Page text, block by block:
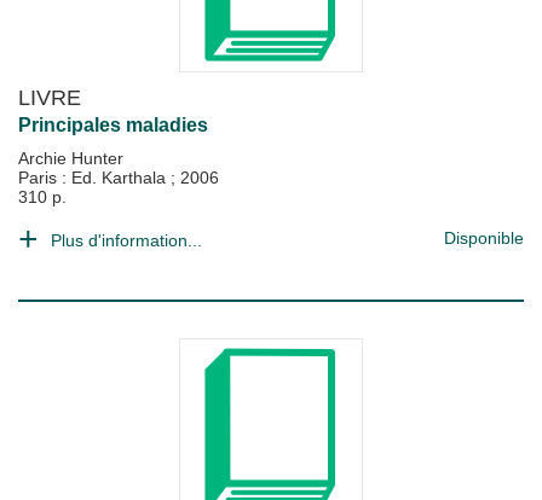
LIVRE
Principales maladies
Archie Hunter
Paris : Ed. Karthala ; 2006
310 p.
Plus d'information... Disponible